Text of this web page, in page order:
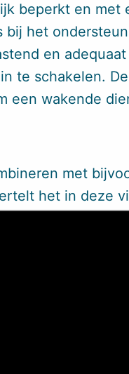
beperkt en met
bij het
en
te schakelen.
een wakende
met
het in deze